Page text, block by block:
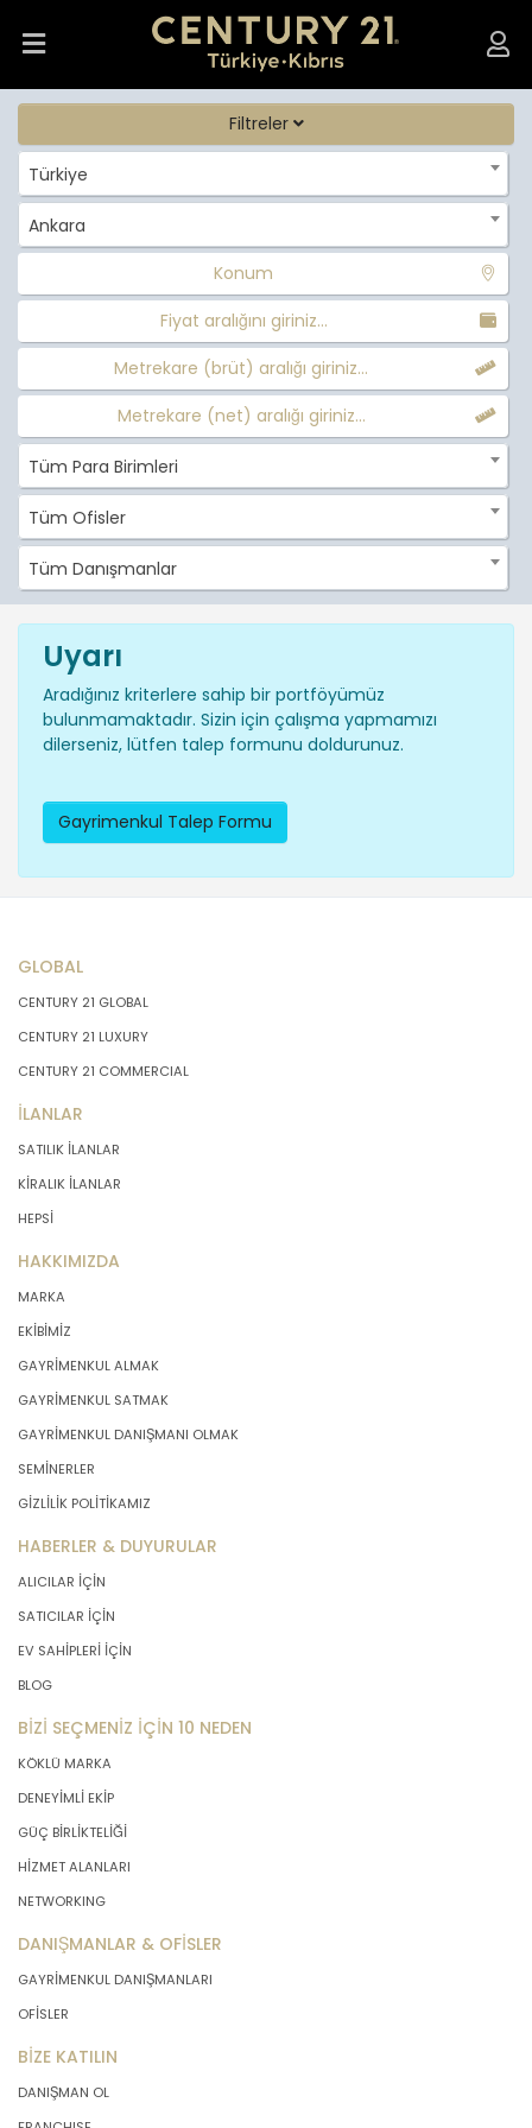
Filtreler
Türkiye
Ankara
Konum
Fiyat aralığını giriniz...
Metrekare (brüt) aralığı giriniz...
Metrekare (net) aralığı giriniz...
Tüm Para Birimleri
Tüm Ofisler
Tüm Danışmanlar
Uyarı
Aradığınız kriterlere sahip bir portföyümüz
bulunmamaktadır. Sizin için çalışma yapmamızı
dilerseniz, lütfen talep formunu doldurunuz.
Gayrimenkul Talep Formu
GLOBAL
CENTURY 21 GLOBAL
CENTURY 21 LUXURY
CENTURY 21 COMMERCIAL
İLANLAR
SATILIK İLANLAR
KİRALIK İLANLAR
HEPSİ
HAKKIMIZDA
MARKA
EKİBİMİZ
GAYRİMENKUL ALMAK
GAYRİMENKUL SATMAK
GAYRİMENKUL DANIŞMANI OLMAK
SEMİNERLER
GİZLİLİK POLİTİKAMIZ
HABERLER & DUYURULAR
ALICILAR İÇİN
SATICILAR İÇİN
EV SAHİPLERİ İÇİN
BLOG
BİZİ SEÇMENİZ İÇİN 10 NEDEN
KÖKLÜ MARKA
DENEYİMLİ EKİP
GÜÇ BİRLİKTELİĞİ
HİZMET ALANLARI
NETWORKING
DANIŞMANLAR & OFİSLER
GAYRİMENKUL DANIŞMANLARI
OFİSLER
BİZE KATILIN
DANIŞMAN OL